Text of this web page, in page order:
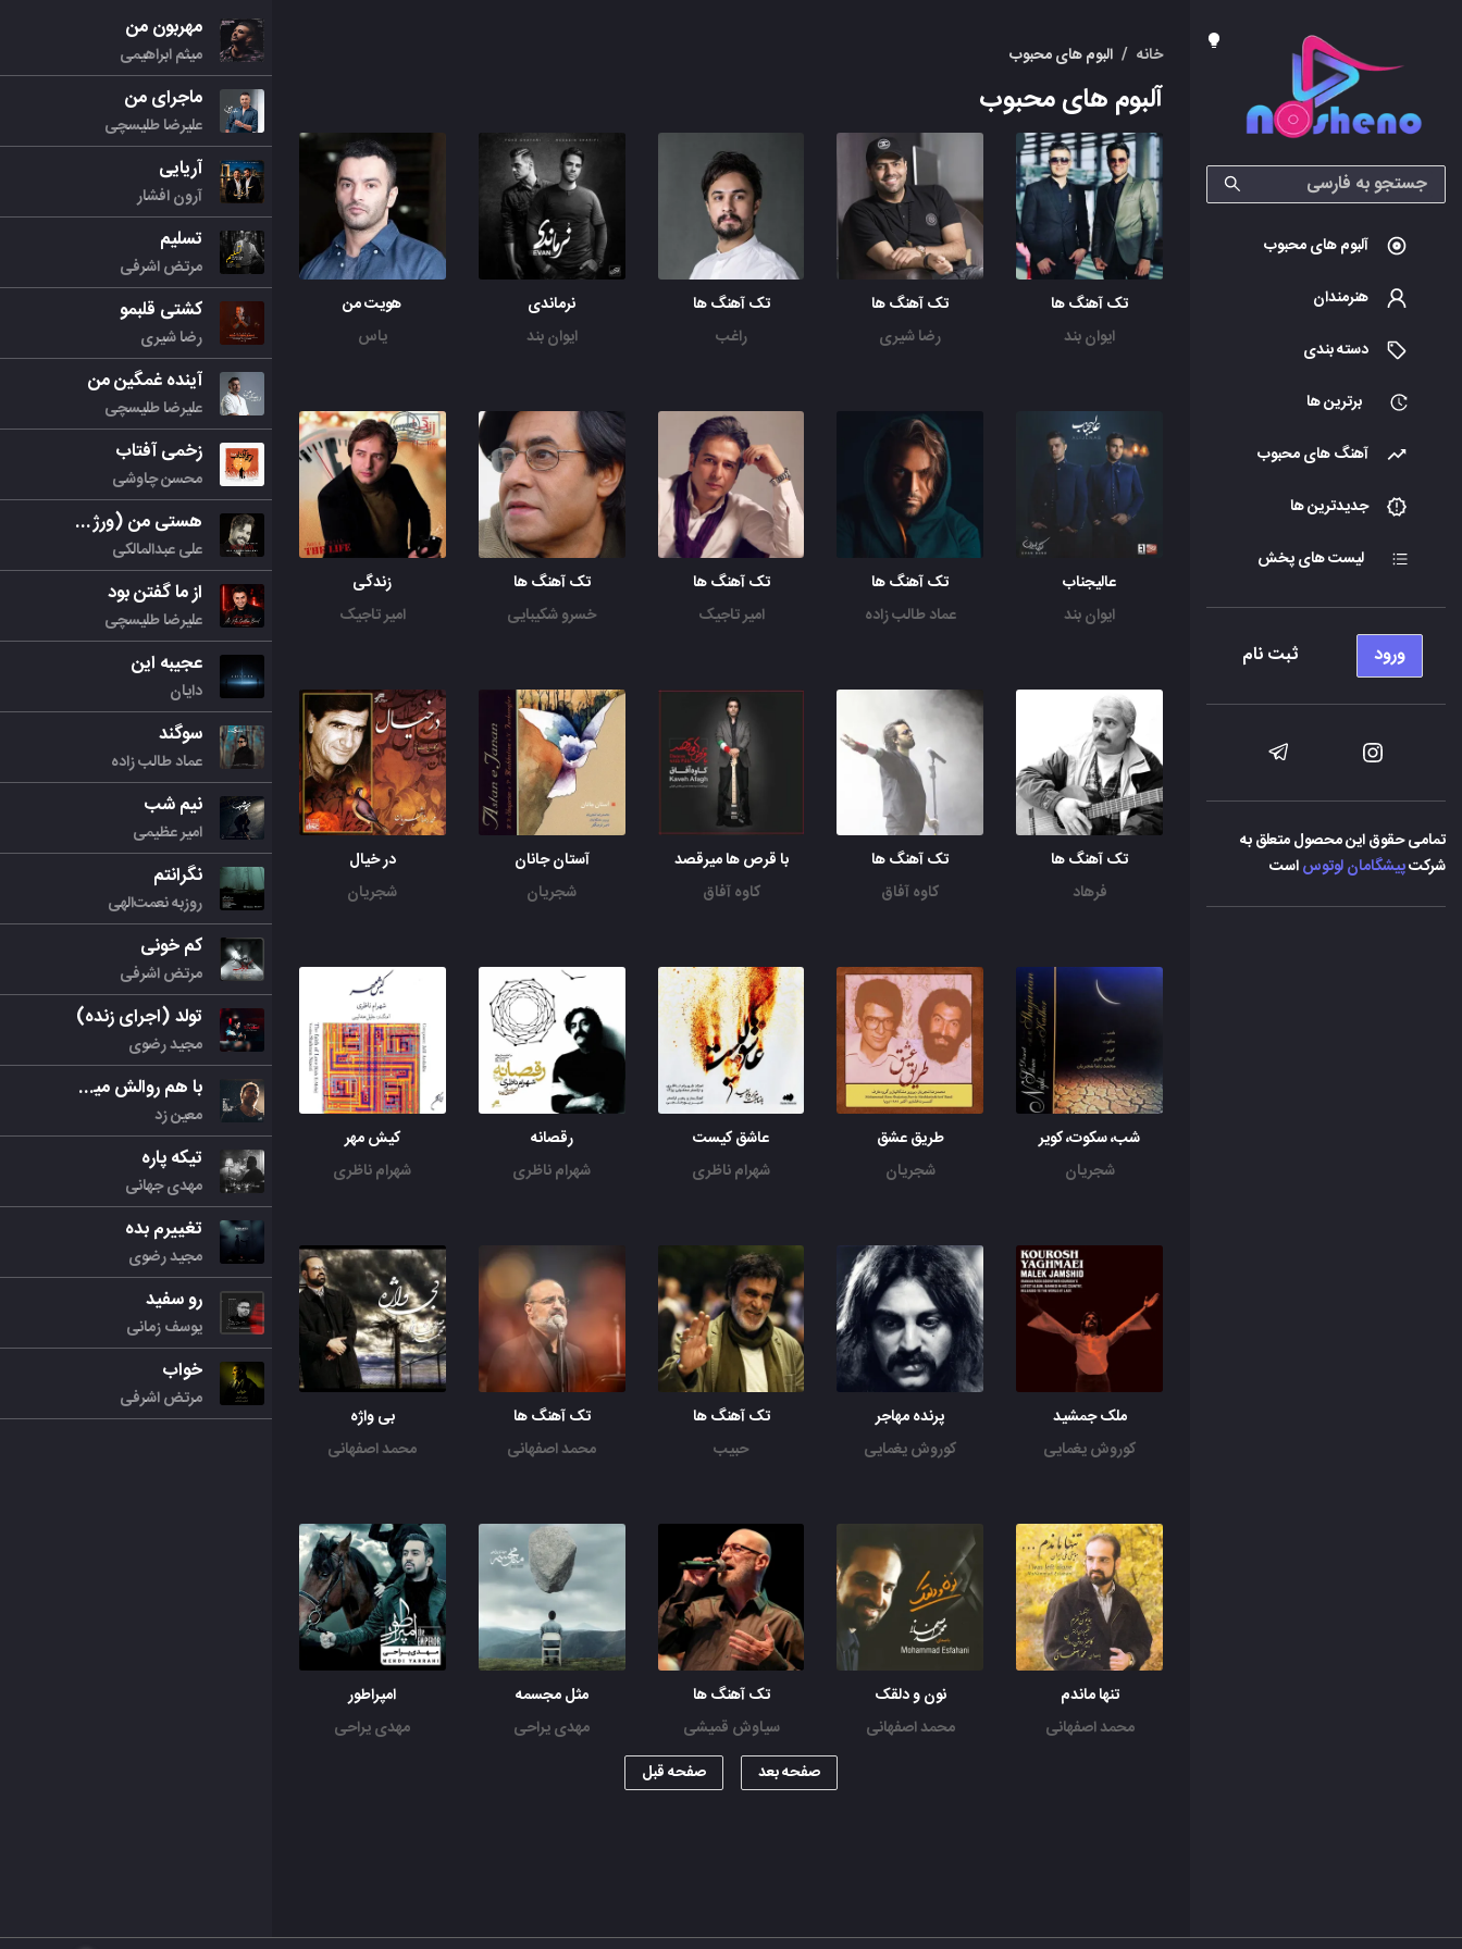
آلبوم های محبوب
هنرمندان
دسته بندی
برترین ها
آهنگ های محبوب
جدیدترین ها
لیست های پخش
ورود ثبت نام
تمامی حقوق این محصول متعلق به
شرکتپیشگامان لوتوساست
خانه / البوم های محبوب
آلبوم های محبوب
تک آهنگ ها
ایوان بند
تک آهنگ ها
رضا شیری
تک آهنگ ها
راغب
نرماندی
ایوان بند
هویت من
یاس
عالیجناب
ایوان بند
تک آهنگ ها
عماد طالب زاده
تک آهنگ ها
امیر تاجیک
تک آهنگ ها
خسرو شکیبایی
زندگی
امیر تاجیک
تک آهنگ ها
فرهاد
تک آهنگ ها
کاوه آفاق
با قرص ها میرقصد
کاوه آفاق
آستان جانان
شجریان
در خیال
شجریان
شب، سکوت، کویر
شجریان
طریق عشق
شجریان
عاشق کیست
شهرام ناظری
رقصانه
شهرام ناظری
کیش مهر
شهرام ناظری
ملک جمشید
کوروش یغمایی
پرنده مهاجر
کوروش یغمایی
تک آهنگ ها
حبیب
تک آهنگ ها
محمد اصفهانی
بی واژه
محمد اصفهانی
تنها ماندم
محمد اصفهانی
نون و دلقک
محمد اصفهانی
تک آهنگ ها
سیاوش قمیشی
مثل مجسمه
مهدی یراحی
امپراطور
مهدی یراحی
صفحه بعد
صفحه قبل
مهربون من
میثم ابراهیمی
ماجرای من
علیرضا طلیسچی
آریایی
آرون افشار
تسلیم
مرتض اشرفی
کشتی قلبمو
رضا شیری
آینده غمگین من
علیرضا طلیسچی
زخمی آفتاب
محسن چاوشی
هستی من (ورژن جدید)
علی عبدالمالکی
از ما گفتن بود
علیرضا طلیسچی
عجیبه این
دایان
سوگند
عماد طالب زاده
نیم شب
امیر عظیمی
نگرانتم
روزبه نعمت‌الهی
کم خونی
مرتض اشرفی
تولد (اجرای زنده)
مجید رضوی
با هم روالش میکنیم
معین زد
تیکه پاره
مهدی جهانی
تغییرم بده
مجید رضوی
رو سفید
یوسف زمانی
خواب
مرتض اشرفی